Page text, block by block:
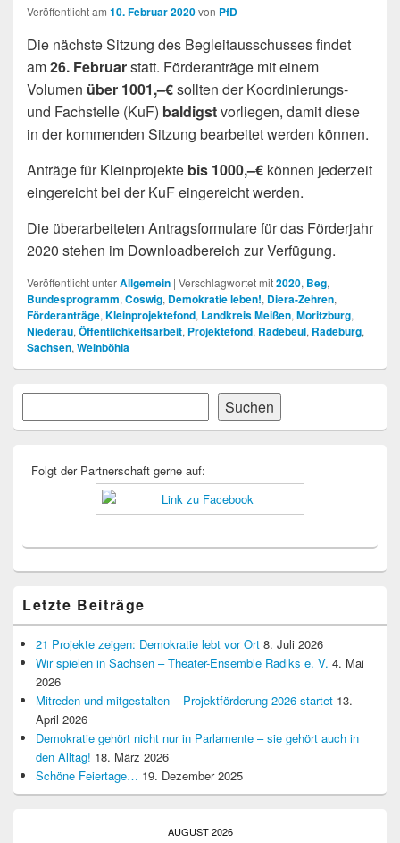
Veröffentlicht am 10. Februar 2020von PfD
Die nächste Sitzung des Begleitausschusses findet
am26. Februarstatt. Förderanträge mit einem
Volumen über 1001,–€sollten der Koordinierungs-
und Fachstelle (KuF) baldigstvorliegen, damit diese
in der kommenden Sitzung bearbeitet werden können.
Anträge für Kleinprojekte bis 1000,–€ können jederzeit
eingereicht bei der KuF eingereicht werden.
Die überarbeiteten Antragsformulare für das Förderjahr
2020 stehen im Downloadbereich zur Verfügung.
Veröffentlicht unterAllgemein | Verschlagwortet mit2020, Beg,
Bundesprogramm, Coswig, Demokratie leben!, Diera-Zehren,
Förderanträge, Kleinprojektefond, Landkreis Meißen, Moritzburg,
Niederau, Öffentlichkeitsarbeit, Projektefond, Radebeul, Radeburg,
Sachsen, Weinböhla
Primärer
Widgetbereich
Suchen
Folgt der Partnerschaft gerne auf:
Letzte Beiträge
21 Projekte zeigen: Demokratie lebt vor Ort 8. Juli 2026
Wir spielen in Sachsen – Theater-Ensemble Radiks e. V. 4. Mai
2026
Mitreden und mitgestalten – Projektförderung 2026 startet 13.
April 2026
Demokratie gehört nicht nur in Parlamente – sie gehört auch in
den Alltag! 18. März 2026
Schöne Feiertage… 19. Dezember 2025
AUGUST 2026